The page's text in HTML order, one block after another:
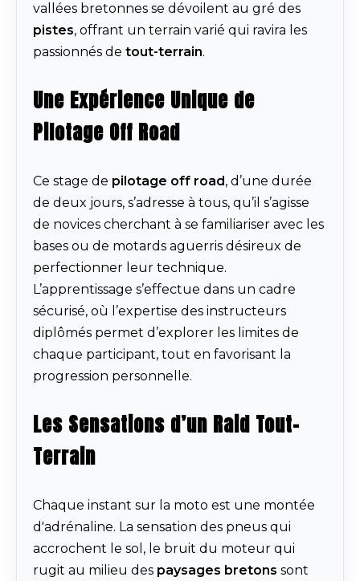
vallées bretonnes se dévoilent au gré des
pistes, offrant un terrain varié qui ravira les
passionnés de tout-terrain.
Une Expérience Unique de
Pilotage Off Road
Ce stage de pilotage off road, d’une durée
de deux jours, s’adresse à tous, qu’il s’agisse
de novices cherchant à se familiariser avec les
bases ou de motards aguerris désireux de
perfectionner leur technique.
L’apprentissage s’effectue dans un cadre
sécurisé, où l’expertise des instructeurs
diplômés permet d’explorer les limites de
chaque participant, tout en favorisant la
progression personnelle.
Les Sensations d’un Raid Tout-
Terrain
Chaque instant sur la moto est une montée
d'adrénaline. La sensation des pneus qui
accrochent le sol, le bruit du moteur qui
rugit au milieu des paysages bretons sont